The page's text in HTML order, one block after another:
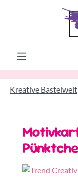
Zum Hauptinhalt
Kreative Bastelwelt